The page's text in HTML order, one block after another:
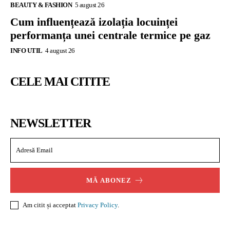
BEAUTY & FASHION 5 august 26
Cum influențează izolația locuinței
performanța unei centrale termice pe gaz
INFO UTIL 4 august 26
CELE MAI CITITE
NEWSLETTER
MĂ ABONEZ
Am citit și acceptat Privacy Policy.